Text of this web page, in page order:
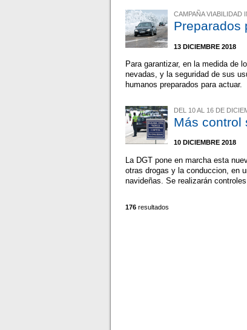
CAMPAÑA VIABILIDAD
Preparados
13 DICIEMBRE 2018
Para garantizar, en la medida de
nevadas, y la seguridad de sus
humanos preparados para actuar.
DEL 10 AL 16 DE
Más control
10 DICIEMBRE 2018
La DGT pone en marcha esta
otras drogas y la conduccion, en
navideñas. Se realizarán
176 resultados